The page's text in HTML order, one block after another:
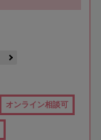
オンライン相談可